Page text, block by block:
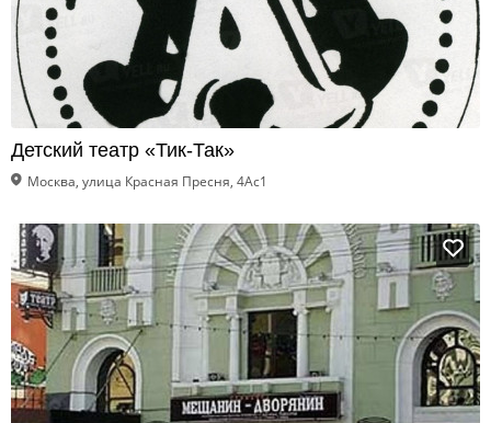
Детский театр «Тик-Так»
Москва, улица Красная Пресня, 4Ас1